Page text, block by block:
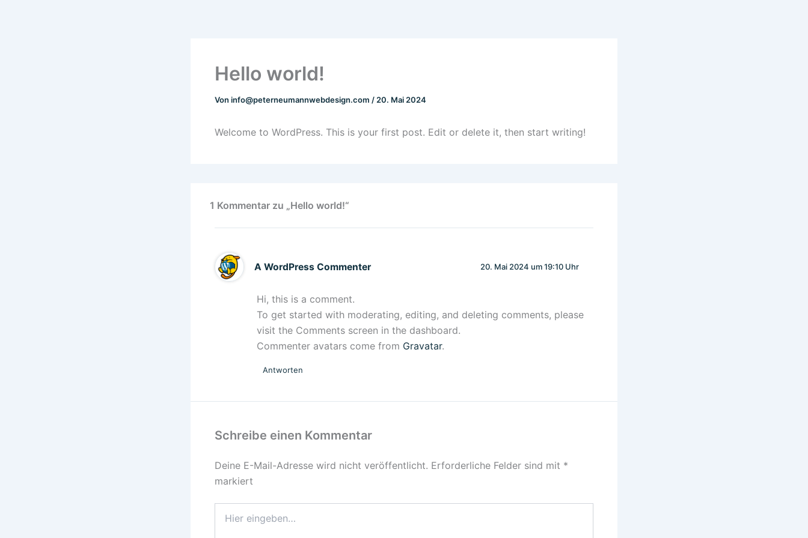
Hello world!
Von info@peterneumannwebdesign.com / 20. Mai 2024
Welcome to WordPress. This is your first post. Edit or delete it, then start writing!
1 Kommentar zu „Hello world!“
A WordPress Commenter 20. Mai 2024 um 19:10 Uhr
Hi, this is a comment.
To get started with moderating, editing, and deleting comments, please
visit the Comments screen in the dashboard.
Commenter avatars come from Gravatar.
Antworten
Schreibe einen Kommentar
Deine E-Mail-Adresse wird nicht veröffentlicht. Erforderliche Felder sind mit *
markiert
eingeben…